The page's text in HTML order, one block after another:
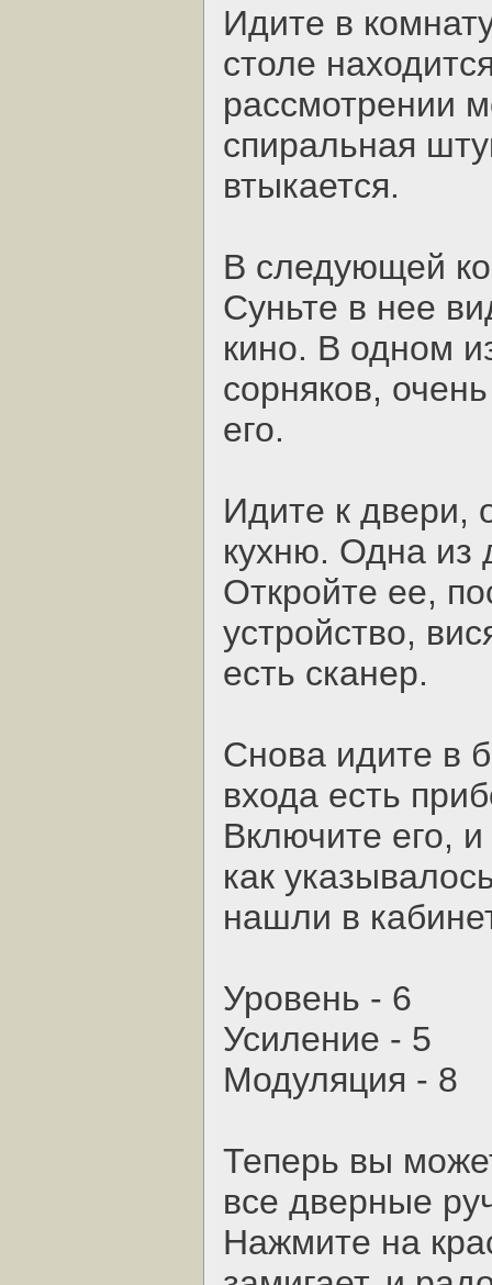
Идите в
столе
рассмотрении
спиральная
втыкается.
В следующей
Суньте в нее
кино. В одном
сорняков,
его.
Идите к двери,
кухню. Одна из
Откройте ее,
устройство,
есть сканер.
Снова идите в
входа есть
Включите его,
как
нашли в
Уровень - 6
Усиление - 5
Модуляция - 8
Теперь вы
все дверные
Нажмите на